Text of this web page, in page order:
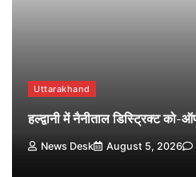
Uttarakhand
हल्द्वानी में नैनीताल डिस्ट्रिक्ट
News Desk August 5, 2026